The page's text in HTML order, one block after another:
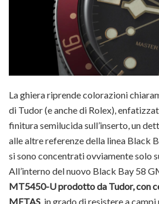
La ghiera riprende colorazioni
di Tudor (e anche di Rolex),
finitura semilucida sull’inserto, un
alle altre referenze della linea Black
si sono concentrati ovviamente solo
All’interno del nuovo Black Bay 58
MT5450-U prodotto da Tudor, con
METAS , in grado di resistere a